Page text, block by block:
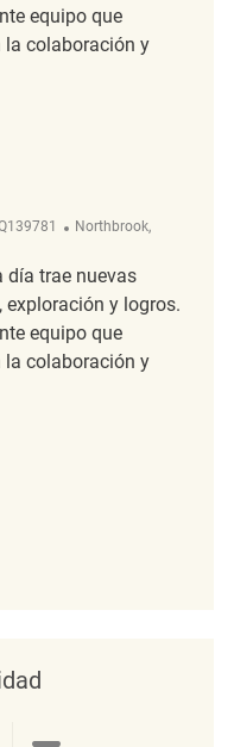
equipo que
colaboración y
Ubicación
Northbrook,
día trae nuevas
y logros.
equipo que
colaboración y